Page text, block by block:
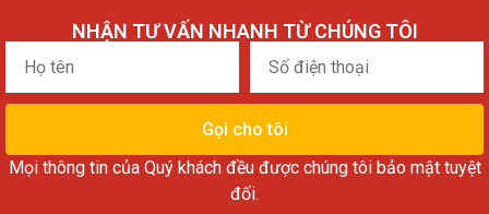
NHẬN TƯ VẤN NHANH TỪ CHÚNG TÔI
Họ
tên
điện
thoại
Gọi cho tôi
Mọi thông tin của Quý khách đều được chúng tôi bảo mật tuyệt
đối.